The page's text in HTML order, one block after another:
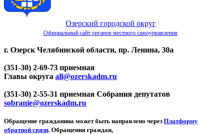
Озерский городской округ
Официальный сайт органов местного самоуправления
г. Озерск Челябинской области, пр. Ленина, 30а
(351-30) 2-69-73 приемная
Главы округа all@ozerskadm.ru
(351-30) 2-55-31 приемная Собрания депутатов
sobranie@ozerskadm.ru
Обращение гражданина может быть направлено через Платформу
обратной связи. Обращения граждан,